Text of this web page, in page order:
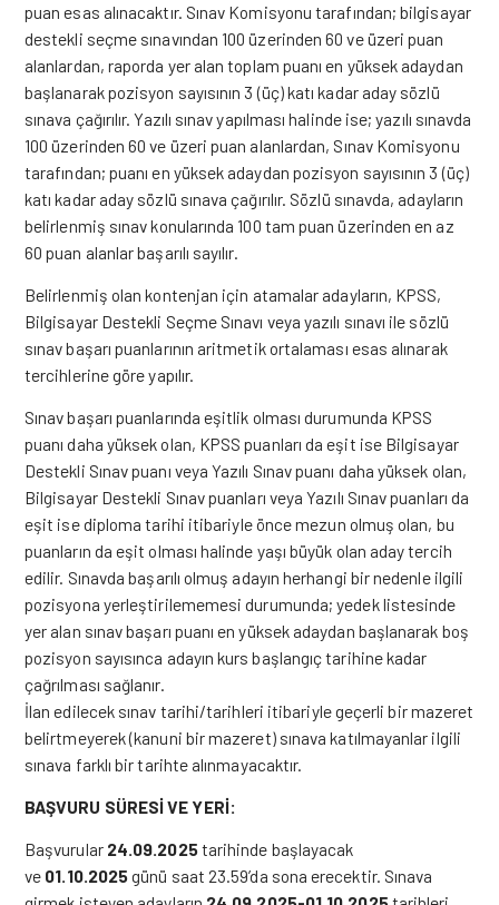
puan esas alınacaktır. Sınav Komisyonu tarafından; bilgisayar
destekli seçme sınavından 100 üzerinden 60 ve üzeri puan
alanlardan, raporda yer alan toplam puanı en yüksek adaydan
başlanarak pozisyon sayısının 3 (üç) katı kadar aday sözlü
sınava çağırılır. Yazılı sınav yapılması halinde ise; yazılı sınavda
100 üzerinden 60 ve üzeri puan alanlardan, Sınav Komisyonu
tarafından; puanı en yüksek adaydan pozisyon sayısının 3 (üç)
katı kadar aday sözlü sınava çağırılır. Sözlü sınavda, adayların
belirlenmiş sınav konularında 100 tam puan üzerinden en az
60 puan alanlar başarılı sayılır.
Belirlenmiş olan kontenjan için atamalar adayların, KPSS,
Bilgisayar Destekli Seçme Sınavı veya yazılı sınavı ile sözlü
sınav başarı puanlarının aritmetik ortalaması esas alınarak
tercihlerine göre yapılır.
Sınav başarı puanlarında eşitlik olması durumunda KPSS
puanı daha yüksek olan, KPSS puanları da eşit ise Bilgisayar
Destekli Sınav puanı veya Yazılı Sınav puanı daha yüksek olan,
Bilgisayar Destekli Sınav puanları veya Yazılı Sınav puanları da
eşit ise diploma tarihi itibariyle önce mezun olmuş olan, bu
puanların da eşit olması halinde yaşı büyük olan aday tercih
edilir. Sınavda başarılı olmuş adayın herhangi bir nedenle ilgili
pozisyona yerleştirilememesi durumunda; yedek listesinde
yer alan sınav başarı puanı en yüksek adaydan başlanarak boş
pozisyon sayısınca adayın kurs başlangıç tarihine kadar
çağrılması sağlanır.
İlan edilecek sınav tarihi/tarihleri itibariyle geçerli bir mazeret
belirtmeyerek (kanuni bir mazeret) sınava katılmayanlar ilgili
sınava farklı bir tarihte alınmayacaktır.
BAŞVURU SÜRESİ VE YERİ:
Başvurular 24.09.2025tarihinde başlayacak
ve 01.10.2025günü saat 23.59’da sona erecektir. Sınava